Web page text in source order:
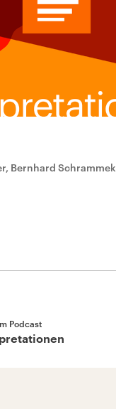
Bernhard Schrammek
Podcast